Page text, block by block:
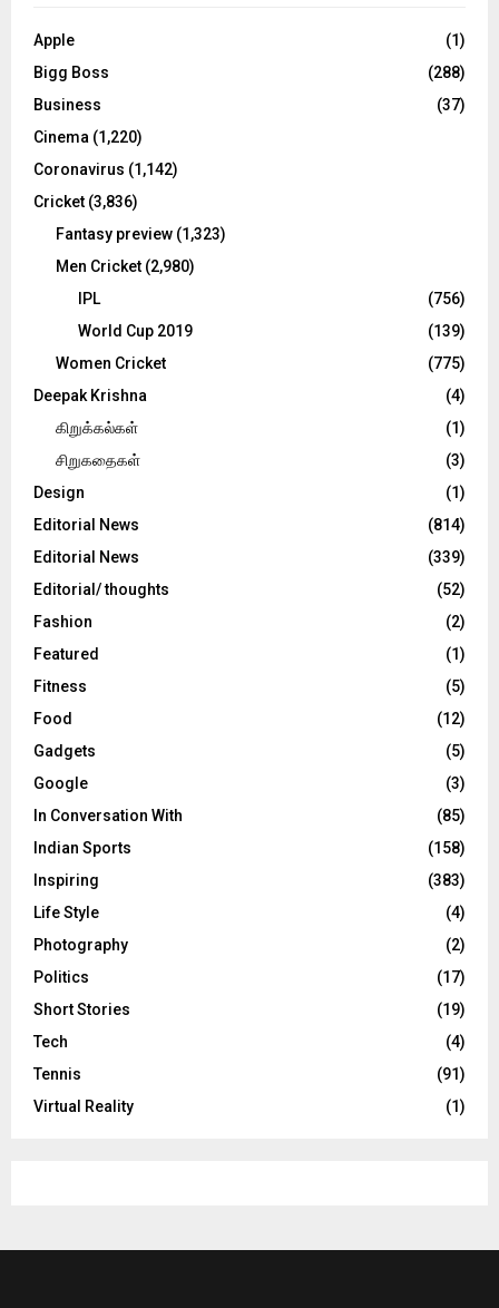
o
:
C
Apple
(1)
Bigg Boss
(288)
Business
(37)
Cinema (1,220)
Coronavirus (1,142)
Cricket (3,836)
Fantasy preview (1,323)
Men Cricket (2,980)
IPL
(756)
World Cup 2019
(139)
Women Cricket
(775)
Deepak Krishna
(4)
கிறுக்கல்கள்
(1)
சிறுகதைகள்
(3)
Design
(1)
Editorial News
(814)
Editorial News
(339)
Editorial/ thoughts
(52)
Fashion
(2)
Featured
(1)
Fitness
(5)
Food
(12)
Gadgets
(5)
Google
(3)
In Conversation With
(85)
Indian Sports
(158)
Inspiring
(383)
Life Style
(4)
Photography
(2)
Politics
(17)
Short Stories
(19)
Tech
(4)
Tennis
(91)
Virtual Reality
(1)